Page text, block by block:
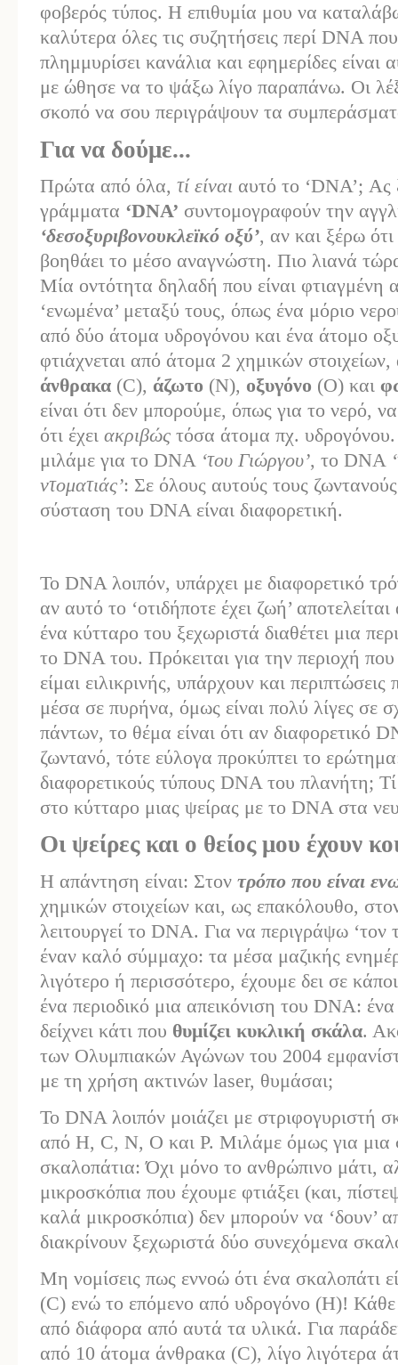
φοβερός τύπος. Η επιθυμία μου να
καλύτερα όλες τις συζητήσεις περί DNA
πλημμυρίσει κανάλια και εφημερίδες είναι
με ώθησε να το ψάξω λίγο παραπάνω. Οι
σκοπό να σου περιγράψουν τα
Για να δούμε...
Πρώτα από όλα, τί είναι αυτό το ‘DNA’; Ας
γράμματα ‘DNA’ συντομογραφούν την
‘δεσοξυριβονουκλεϊκό οξύ’, αν και ξέρω
βοηθάει το μέσο αναγνώστη. Πιο λιανά
Μία οντότητα δηλαδή που είναι φτιαγμένη
‘ενωμένα’ μεταξύ τους, όπως ένα μόριο
από δύο άτομα υδρογόνου και ένα άτομο
φτιάχνεται από άτομα 2 χημικών
άνθρακα (C), άζωτο (N), οξυγόνο (O) και
είναι ότι δεν μπορούμε, όπως για το νερό,
ότι έχει ακριβώς τόσα άτομα πχ. υδρογόνου.
μιλάμε για το DNA ‘του Γιώργου’, το DNA
ντοματιάς’: Σε όλους αυτούς τους
σύσταση του DNA είναι διαφορετική.
Το DNA λοιπόν, υπάρχει με διαφορετικό
αν αυτό το ‘οτιδήποτε έχει ζωή’
ένα κύτταρο του ξεχωριστά διαθέτει μια
το DNA του. Πρόκειται για την περιοχή
είμαι ειλικρινής, υπάρχουν και
μέσα σε πυρήνα, όμως είναι πολύ λίγες σε
πάντων, το θέμα είναι ότι αν διαφορετικό
ζωντανό, τότε εύλογα προκύπτει το
διαφορετικούς τύπους DNA του πλανήτη;
στο κύτταρο μιας ψείρας με το DNA στα
Οι ψείρες και ο θείος μου έχουν
Η απάντηση είναι: Στον τρόπο που είναι
χημικών στοιχείων και, ως επακόλουθο,
λειτουργεί το DNA. Για να περιγράψω ‘τον
έναν καλό σύμμαχο: τα μέσα μαζικής
λιγότερο ή περισσότερο, έχουμε δει σε
ένα περιοδικό μια απεικόνιση του DNA:
δείχνει κάτι που θυμίζει κυκλική σκάλα.
των Ολυμπιακών Αγώνων του 2004
με τη χρήση ακτινών laser, θυμάσαι;
Το DNA λοιπόν μοιάζει με στριφογυριστή
από H, C, N, O και P. Μιλάμε όμως για μια
σκαλοπάτια: Όχι μόνο το ανθρώπινο μάτι,
μικροσκόπια που έχουμε φτιάξει (και,
καλά μικροσκόπια) δεν μπορούν να ‘δουν’
διακρίνουν ξεχωριστά δύο συνεχόμενα
Μη νομίσεις πως εννοώ ότι ένα σκαλοπάτι
(C) ενώ το επόμενο από υδρογόνο (Η)! Κάθε
από διάφορα από αυτά τα υλικά. Για
από 10 άτομα άνθρακα (C), λίγο λιγότερα